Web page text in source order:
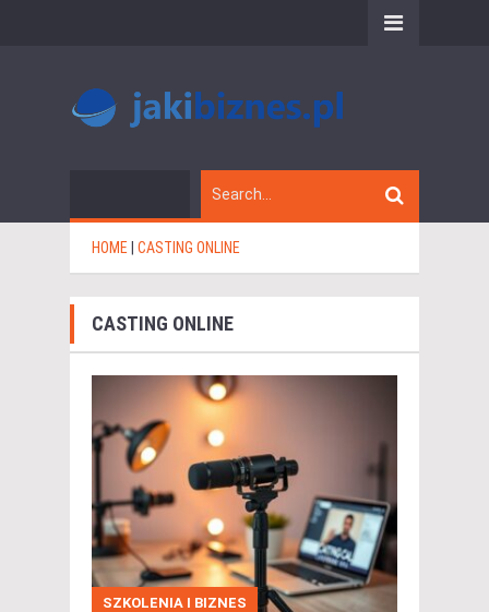
HOME CASTING ONLINE
CASTING ONLINE
SZKOLENIA I BIZNES